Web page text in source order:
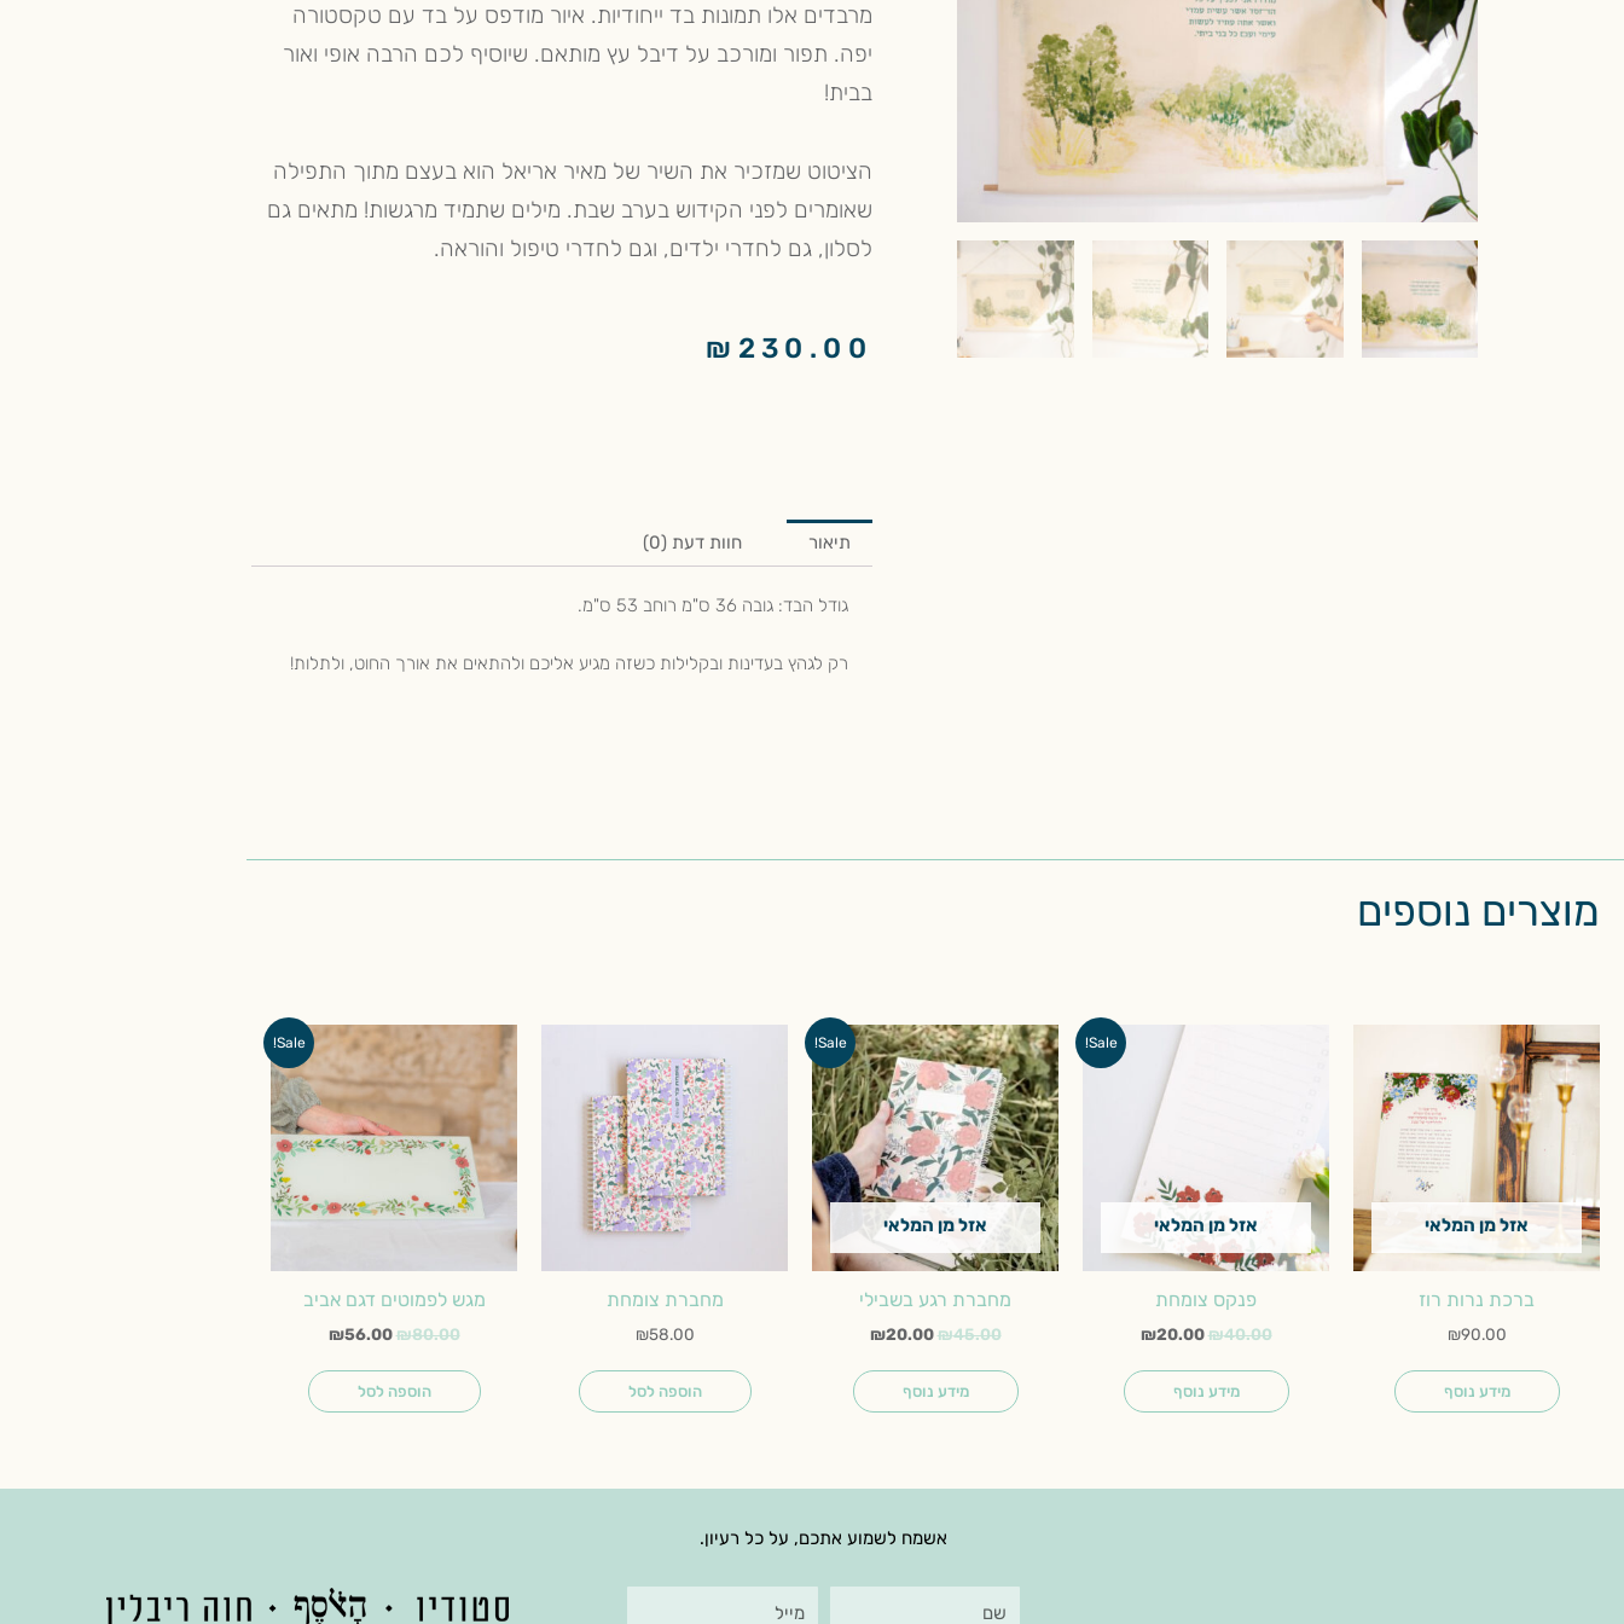
מרבדים אלו תמונות בד ייחודיות. איור מודפס על בד עם טקסטורה
יפה. תפור ומורכב על דיבל עץ מותאם. שיוסיף לכם הרבה אופי ואור
בבית!
הציטוט שמזכיר את השיר של מאיר אריאל הוא בעצם מתוך התפילה
שאומרים לפני הקידוש בערב שבת. מילים שתמיד מרגשות! מתאים גם
לסלון, גם לחדרי ילדים, וגם לחדרי טיפול והוראה.
₪ 230.00
תיאור חוות דעת (0)
גודל הבד: גובה 36 ס"מ רוחב 53 ס"מ.
רק לגהץ בעדינות ובקלילות כשזה מגיע אליכם ולהתאים את אורך החוט, ולתלות!
מוצרים נוספים
אזל מן המלאי
ברכת נרות רוז
₪90.00
מידע נוסף
Sale!
אזל מן המלאי
פנקס צומחת
₪40.00
המחיר
המקורי
₪40.00.
₪20.00
המחיר
הנוכחי
מידע נוסף
Sale!
אזל מן המלאי
מחברת רגע בשבילי
₪45.00
המחיר
המקורי
היה:
₪45.00.
₪20.00
המחיר
הנוכחי
הוא:
₪20.00.
מידע נוסף
מחברת צומחת
₪58.00
הוספה לסל
Sale!
מגש לפמוטים דגם אביב
₪80.00
המקורי
היה:
₪80.00.
₪56.00
המחיר
הנוכחי
הוא:
₪56.00.
הוספה לסל
אשמח לשמוע אתכם, על כל רעיון.